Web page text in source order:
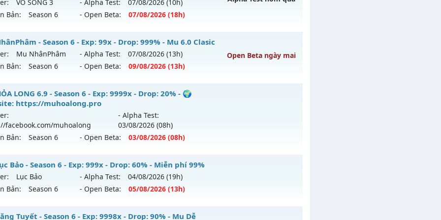
VÔ SONG 3 - Alpha Test: 07/08/2026 (10h)
Bản:
Season 6 - Open Beta: 07/08/2026 (18h)
VÔ SONG⚔️ - SS6 EP3 GIẢI TRÍ- ĐỈNH CAO CLASSIC
mới ra tháng 08 2026 - Mở máy chủVÔ SONG 3vào 18h ngày 07/08/2626
reset: Reset In Game
loại: Mu Nguyên bản Webzen
MU8X
- Season 6 - Exp: 99x - Drop: 999% - Mu 6.0 Clasic
Mu NhânPhâm - Alpha Test: 07/08/2026 (13h)
Bản:
Season 6 - Open Beta: 09/08/2026 (13h)
Open Beta ngày mai
NhânPhâm - Mu 6.0 Clasic
mới ra tháng 08 2026 - Mở máy chủ
Mu NhânPhâm
99x - Drop: 999%
loại: Mu Nguyên bản Webzen
goldshield💥
LONG 6.9 - Season 6 - Exp: 9999x - Drop: 20% - 🌍
https://muhoalong.pro
facebook.com/muhoalong
- Alpha Test:
03/08/2026 (08h)
Bản:
Season 6 - Open Beta: 03/08/2026 (08h)
LONG 6.9 - 🌍 Website: https://muhoalong.pro
ra tháng 08 2026 - Mở máy chủ https://facebook.com/muhoalong
08/2626
Bảo - Season 6 - Exp: 999x - Drop: 60% - Miễn phí 99%
Lục Bảo - Alpha Test: 04/08/2026 (19h)
Bản:
Season 6 - Open Beta: 05/08/2026 (13h)
Lục Bảo - Miễn phí 99%
Tuyết - Season 6 - Exp: 9998x - Drop: 90% - Mu Dễ